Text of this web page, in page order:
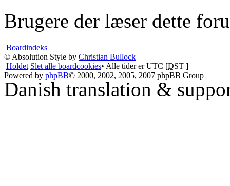
Brugere der læser dette
Boardindeks
© Absolution Style by Christian Bullock
Holdet Slet alle boardcookies• Alle tider er UTC [DST ]
Powered by phpBB© 2000, 2002, 2005, 2007 phpBB Group
Danish translation &